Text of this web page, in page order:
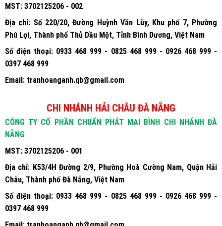
MST:3702125206 - 002
Địa chỉ: Số 220/20, Đường Huỳnh Văn Lũy, Khu phố 7, Phường
Phú Lợi, Thành phố Thủ Dầu Một, Tỉnh Bình Dương, Việt Nam
Số điện thoại: 0933 468 999 - 0825 468 999 - 0926 468 999 -
0397 468 999
Email:tranhoanganh.qb@gmail.com
CHI NHÁNH HẢI CHÂU ĐÀ NẴNG
CÔNG TY CỔ PHẦN CHUẨN PHÁT MAI BÌNH CHI NHÁNH ĐÀ
NẴNG
MST:3702125206 - 001
Địa chỉ: K53/4H Đường 2/9, Phường Hoà Cường Nam, Quận Hải
Châu, Thành phố Đà Nẵng, Việt Nam
Số điện thoại: 0933 468 999 - 0825 468 999 - 0926 468 999 -
0397 468 999